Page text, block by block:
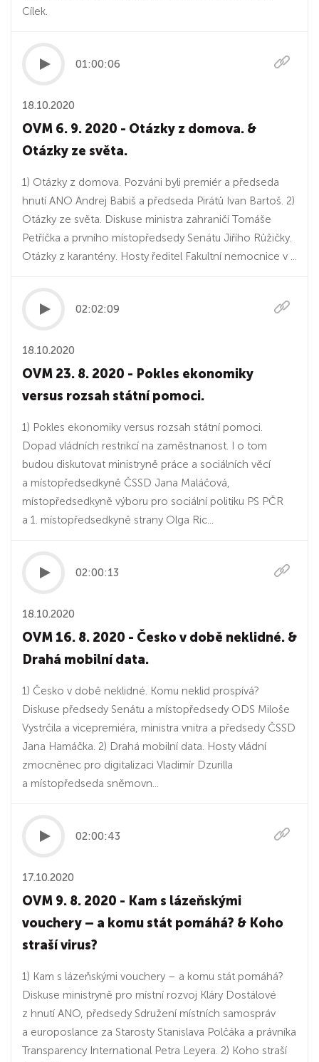
Cílek.
01:00:06
18.10.2020
OVM 6. 9. 2020 - Otázky z domova. &
Otázky ze světa.
1) Otázky z domova. Pozváni byli premiér a předseda
hnutí ANO Andrej Babiš a předseda Pirátů Ivan Bartoš. 2)
Otázky ze světa. Diskuse ministra zahraničí Tomáše
Petříčka a prvního místopředsedy Senátu Jiřího Růžičky.
Otázky z karantény. Hosty ředitel Fakultní nemocnice v ...
02:02:09
18.10.2020
OVM 23. 8. 2020 - Pokles ekonomiky
versus rozsah státní pomoci.
1) Pokles ekonomiky versus rozsah státní pomoci.
Dopad vládních restrikcí na zaměstnanost. I o tom
budou diskutovat ministryně práce a sociálních věcí
a místopředsedkyně ČSSD Jana Maláčová,
místopředsedkyně výboru pro sociální politiku PS PČR
a 1. místopředsedkyně strany Olga Ric...
02:00:13
18.10.2020
OVM 16. 8. 2020 - Česko v době neklidné. &
Drahá mobilní data.
1) Česko v době neklidné. Komu neklid prospívá?
Diskuse předsedy Senátu a místopředsedy ODS Miloše
Vystrčila a vicepremiéra, ministra vnitra a předsedy ČSSD
Jana Hamáčka. 2) Drahá mobilní data. Hosty vládní
zmocněnec pro digitalizaci Vladimír Dzurilla
a místopředseda sněmovn...
02:00:43
17.10.2020
OVM 9. 8. 2020 - Kam s lázeňskými
vouchery – a komu stát pomáhá? & Koho
straší virus?
1) Kam s lázeňskými vouchery – a komu stát pomáhá?
Diskuse ministryně pro místní rozvoj Kláry Dostálové
z hnutí ANO, předsedy Sdružení místních samospráv
a europoslance za Starosty Stanislava Polčáka a právníka
Transparency International Petra Leyera. 2) Koho straší